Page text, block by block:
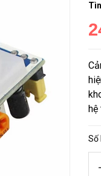
hệ
Số
-